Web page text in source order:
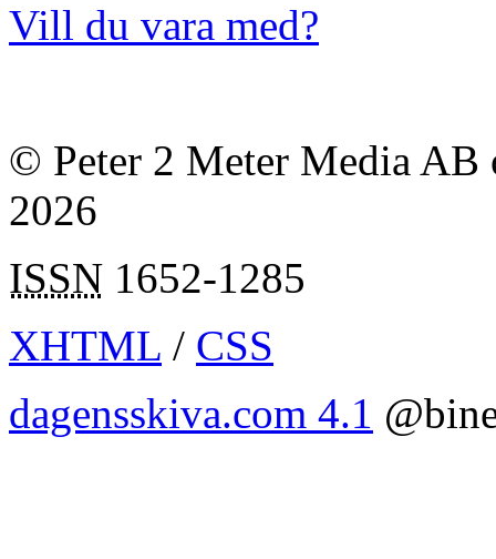
Vill du vara med?
© Peter 2 Meter Media AB
2026
ISSN 1652-1285
XHTML / CSS
dagensskiva.com 4.1